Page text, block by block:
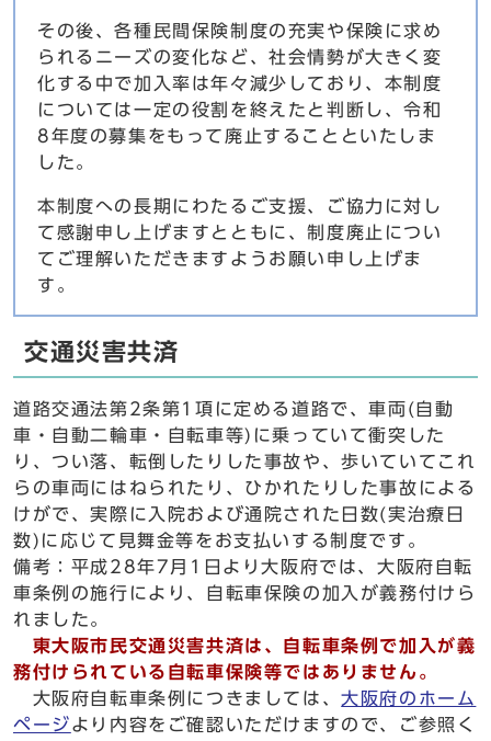
その後、各種民間保険制度の充実や保険に求め
られるニーズの変化など、社会情勢が大きく変
化する中で加入率は年々減少しており、本制度
については一定の役割を終えたと判断し、令和
8年度の募集をもって廃止することといたしま
した。
本制度への長期にわたるご支援、ご協力に対し
て感謝申し上げますとともに、制度廃止につい
てご理解いただきますようお願い申し上げま
す。
交通災害共済
道路交通法第2条第1項に定める道路で、車両(自動
車・自動二輪車・自転車等)に乗っていて衝突した
り、つい落、転倒したりした事故や、歩いていてこれ
らの車両にはねられたり、ひかれたりした事故による
けがで、実際に入院および通院された日数(実治療日
数)に応じて見舞金等をお支払いする制度です。
備考：平成28年7月1日より大阪府では、大阪府自転
車条例の施行により、自転車保険の加入が義務付けら
れました。
東大阪市民交通災害共済は、自転車条例で加入が義
務付けられている自転車保険等ではありません。
大阪府自転車条例につきましては、大阪府のホーム
ページより内容をご確認いただけますので、ご参照く